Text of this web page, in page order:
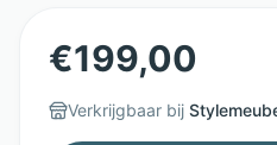
€199,00
Verkrijgbaar bij